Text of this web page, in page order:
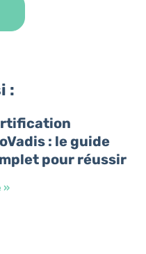
:
: le guide
pour réussir
»